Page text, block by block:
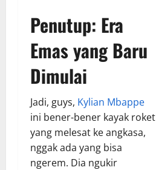
Penutup: Era
Emas yang Baru
Dimulai
Jadi, guys, Kylian Mbappe
ini bener-bener kayak roket
yang melesat ke angkasa,
nggak ada yang bisa
ngerem. Dia ngukir